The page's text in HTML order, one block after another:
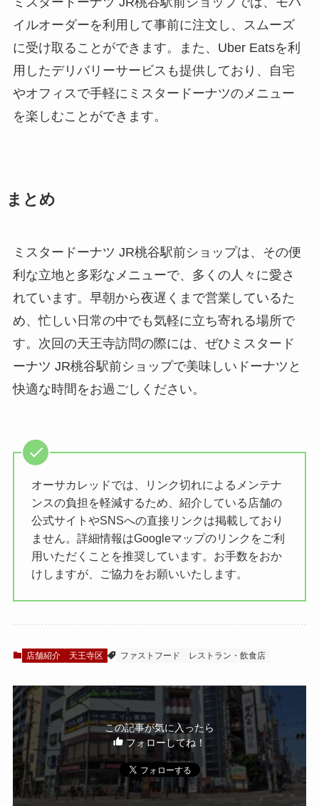
イルオーダーを利用して事前に注文し、スムーズ
に受け取ることができます。また、Uber Eatsを利
用したデリバリーサービスも提供しており、自宅
やオフィスで手軽にミスタードーナツのメニュー
を楽しむことができます。
まとめ
ミスタードーナツ JR桃谷駅前ショップは、その便
利な立地と多彩なメニューで、多くの人々に愛さ
れています。早朝から夜遅くまで営業しているた
め、忙しい日常の中でも気軽に立ち寄れる場所で
す。次回の天王寺訪問の際には、ぜひミスタード
ーナツ JR桃谷駅前ショップで美味しいドーナツと
快適な時間をお過ごしください。
オーサカレッドでは、リンク切れによるメンテナ
ンスの負担を軽減するため、紹介している店舗の
公式サイトやSNSへの直接リンクは掲載しており
ません。詳細情報はGoogleマップのリンクをご利
用いただくことを推奨しています。お手数をおか
けしますが、ご協力をお願いいたします。
店舗紹介 天王寺区 ファストフード レストラン・飲食店
この記事が気に入ったら
フォローしてね！